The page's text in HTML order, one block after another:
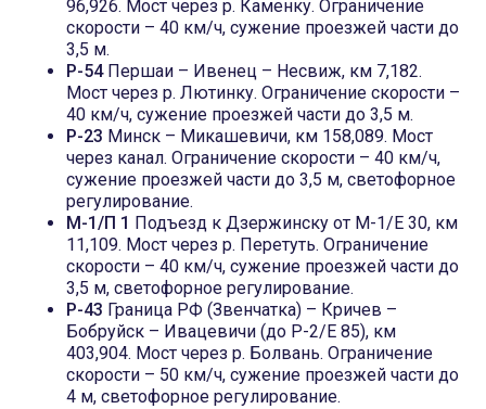
96,926. Мост через р. Каменку. Ограничение
скорости – 40 км/ч, сужение проезжей части до
3,5 м.
Р-54Першаи – Ивенец – Несвиж, км 7,182.
Мост через р. Лютинку. Ограничение скорости –
40 км/ч, сужение проезжей части до 3,5 м.
Р-23 Минск – Микашевичи, км 158,089. Мост
через канал. Ограничение скорости – 40 км/ч,
сужение проезжей части до 3,5 м, светофорное
регулирование.
М-1/П 1 Подъезд к Дзержинску от М-1/Е 30, км
11,109. Мост через р. Перетуть. Ограничение
скорости – 40 км/ч, сужение проезжей части до
3,5 м, светофорное регулирование.
Р-43 Граница РФ (Звенчатка) – Кричев –
Бобруйск – Ивацевичи (до Р-2/Е 85), км
403,904. Мост через р. Болвань. Ограничение
скорости – 50 км/ч, сужение проезжей части до
4 м, светофорное регулирование.